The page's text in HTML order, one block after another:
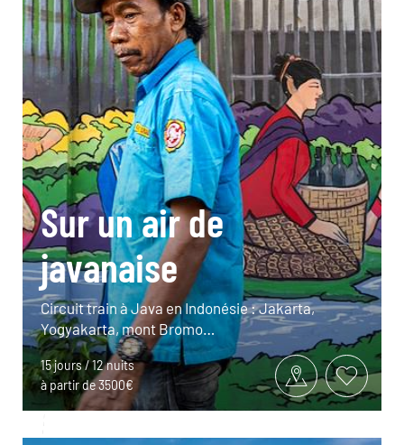
Sur un air de
javanaise
Circuit train à Java en Indonésie : Jakarta,
Yogyakarta, mont Bromo…
15 jours / 12 nuits
à partir de 3500€